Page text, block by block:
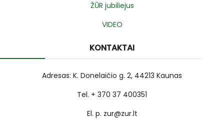
ŽŪR jubiliejus
VIDEO
KONTAKTAI
Adresas: K. Donelaičio g. 2, 44213 Kaunas
Tel. + 370 37 400351
El. p. zur@zur.lt